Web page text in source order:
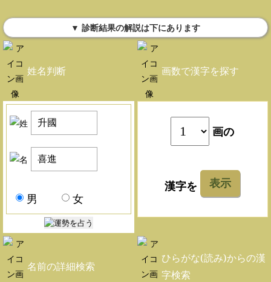
▼ 診断結果の解説は下にあります
姓名判断
男 女
画数で漢字を探す
画の
漢字を 表示
名前の詳細検索
ひらがな(読み)からの漢
字検索